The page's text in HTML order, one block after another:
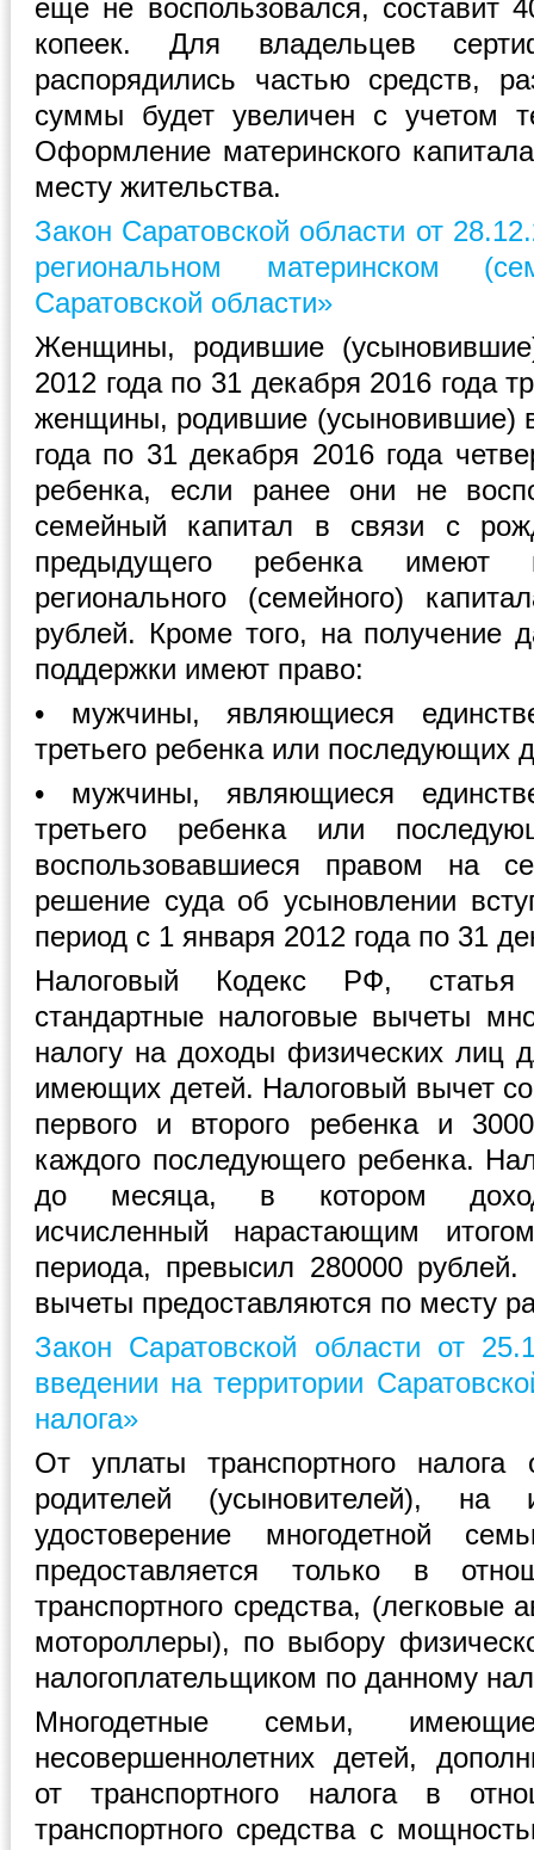
еще не воспользовался, составит
копеек. Для владельцев
распорядились частью средств,
суммы будет увеличен с учетом
Оформление материнского
месту жительства.
Закон Саратовской области от
региональном материнском
Саратовской области»
Женщины, родившие
2012 года по 31 декабря 2016 года
женщины, родившие (усыновившие)
года по 31 декабря 2016 года
ребенка, если ранее они не
семейный капитал в связи с
предыдущего ребенка имеют
регионального (семейного)
рублей. Кроме того, на получение
поддержки имеют право:
• мужчины, являющиеся
третьего ребенка или последующих
• мужчины, являющиеся
третьего ребенка или
воспользовавшиеся правом на
решение суда об усыновлении
период с 1 января 2012 года по 31
Налоговый Кодекс РФ, статья
стандартные налоговые вычеты
налогу на доходы физических лиц
имеющих детей. Налоговый вычет
первого и второго ребенка и
каждого последующего ребенка.
до месяца, в котором доход
исчисленный нарастающим
периода, превысил 280000 рублей.
вычеты предоставляются по месту
Закон Саратовской области от
введении на территории
налога»
От уплаты транспортного налога
родителей (усыновителей), на
удостоверение многодетной
предоставляется только в
транспортного средства, (легковые
мотороллеры), по выбору
налогоплательщиком по данному
Многодетные семьи,
несовершеннолетних детей,
от транспортного налога в
транспортного средства с